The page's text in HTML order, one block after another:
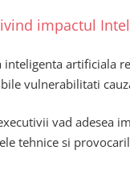
impactul
artificiala
vulnerabilitati
vad adesea
tehnice si